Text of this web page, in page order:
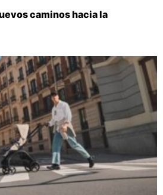
caminos hacia la